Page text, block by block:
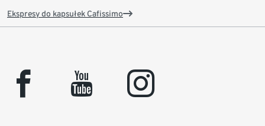
Ekspresy do kapsułek Cafissimo
facebook youtube instagram